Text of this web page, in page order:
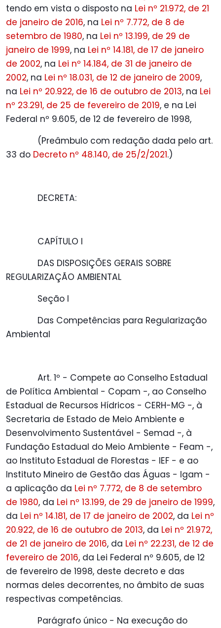
tendo em vista o disposto na Lei nº 21.972, de 21
de janeiro de 2016, na Lei nº 7.772, de 8 de
setembro de 1980, na Lei nº 13.199, de 29 de
janeiro de 1999, na Lei nº 14.181, de 17 de janeiro
de 2002, na Lei nº 14.184, de 31 de janeiro de
2002, na Lei nº 18.031, de 12 de janeiro de 2009,
na Lei nº 20.922, de 16 de outubro de 2013, na Lei
nº 23.291, de 25 de fevereiro de 2019, e na Lei
Federal nº 9.605, de 12 de fevereiro de 1998,
(Preâmbulo com redação dada pelo art.
33 do Decreto nº 48.140, de 25/2/2021.)
DECRETA:
CAPÍTULO I
DAS DISPOSIÇÕES GERAIS SOBRE
REGULARIZAÇÃO AMBIENTAL
Seção I
Das Competências para Regularização
Ambiental
Art. 1º - Compete ao Conselho Estadual
de Política Ambiental - Copam -, ao Conselho
Estadual de Recursos Hídricos - CERH-MG -, à
Secretaria de Estado de Meio Ambiente e
Desenvolvimento Sustentável - Semad -, à
Fundação Estadual do Meio Ambiente - Feam -,
ao Instituto Estadual de Florestas - IEF - e ao
Instituto Mineiro de Gestão das Águas - Igam -
a aplicação da Lei nº 7.772, de 8 de setembro
de 1980, da Lei nº 13.199, de 29 de janeiro de 1999,
da Lei nº 14.181, de 17 de janeiro de 2002, da Lei nº
20.922, de 16 de outubro de 2013, da Lei nº 21.972,
de 21 de janeiro de 2016, da Lei nº 22.231, de 12 de
fevereiro de 2016, da Lei Federal nº 9.605, de 12
de fevereiro de 1998, deste decreto e das
normas deles decorrentes, no âmbito de suas
respectivas competências.
Parágrafo único - Na execução do